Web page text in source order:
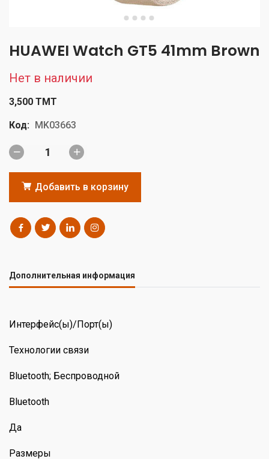
HUAWEI Watch GT5 41mm Brown
Нет в наличии
3,500 TMT
Код: MK03663
Добавить в корзину
Дополнительная информация
Интерфейс(ы)/Порт(ы)
Технологии связи
Bluetooth; Беспроводной
Bluetooth
Да
Размеры